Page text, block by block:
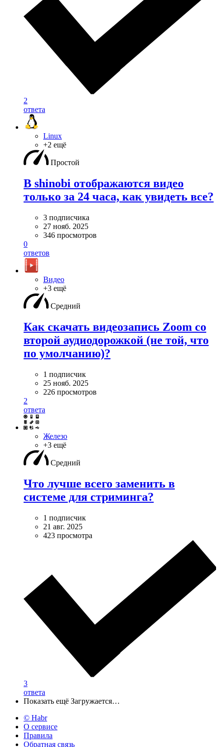
2
ответа
Linux
+2 ещё
Простой
В shinobi отображаются видео
только за 24 часа, как увидеть все?
3 подписчика
27 нояб. 2025
346 просмотров
0
ответов
Видео
+3 ещё
Средний
Как скачать видеозапись Zoom со
второй аудиодорожкой (не той, что
по умолчанию)?
1 подписчик
25 нояб. 2025
226 просмотров
2
ответа
Железо
+3 ещё
Средний
Что лучше всего заменить в
системе для стриминга?
1 подписчик
21 авг. 2025
423 просмотра
3
ответа
Показать ещё Загружается…
© Habr
О сервисе
Правила
Обратная связь